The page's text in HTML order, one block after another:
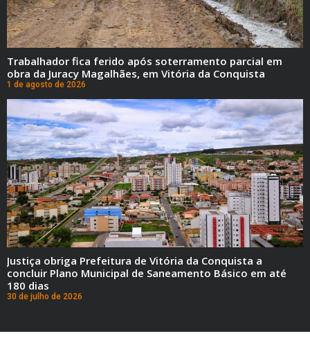
Trabalhador fica ferido após soterramento parcial em
obra da Juracy Magalhães, em Vitória da Conquista
1 de agosto de 2026
Justiça obriga Prefeitura de Vitória da Conquista a
concluir Plano Municipal de Saneamento Básico em até
180 dias
30 de julho de 2026